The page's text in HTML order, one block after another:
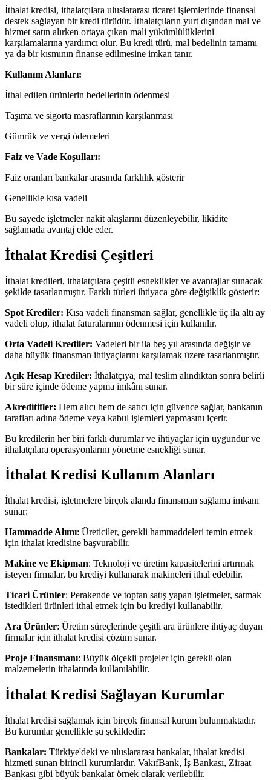
İthalat kredisi, ithalatçılara uluslararası ticaret işlemlerinde finansal
destek sağlayan bir kredi türüdür. İthalatçıların yurt dışından mal ve
hizmet satın alırken ortaya çıkan mali yükümlülüklerini
karşılamalarına yardımcı olur. Bu kredi türü, mal bedelinin tamamı
ya da bir kısmının finanse edilmesine imkan tanır.
Kullanım Alanları:
İthal edilen ürünlerin bedellerinin ödenmesi
Taşıma ve sigorta masraflarının karşılanması
Gümrük ve vergi ödemeleri
Faiz ve Vade Koşulları:
Faiz oranları bankalar arasında farklılık gösterir
Genellikle kısa vadeli
Bu sayede işletmeler nakit akışlarını düzenleyebilir, likidite
sağlamada avantaj elde eder.
İthalat Kredisi Çeşitleri
İthalat kredileri, ithalatçılara çeşitli esneklikler ve avantajlar sunacak
şekilde tasarlanmıştır. Farklı türleri ihtiyaca göre değişiklik gösterir:
Spot Krediler: Kısa vadeli finansman sağlar, genellikle üç ila altı ay
vadeli olup, ithalat faturalarının ödenmesi için kullanılır.
Orta Vadeli Krediler: Vadeleri bir ila beş yıl arasında değişir ve
daha büyük finansman ihtiyaçlarını karşılamak üzere tasarlanmıştır.
Açık Hesap Krediler: İthalatçıya, mal teslim alındıktan sonra belirli
bir süre içinde ödeme yapma imkânı sunar.
Akreditifler: Hem alıcı hem de satıcı için güvence sağlar, bankanın
tarafları adına ödeme veya kabul işlemleri yapmasını içerir.
Bu kredilerin her biri farklı durumlar ve ihtiyaçlar için uygundur ve
ithalatçılara operasyonlarını yönetme esnekliği sunar.
İthalat Kredisi Kullanım Alanları
İthalat kredisi, işletmelere birçok alanda finansman sağlama imkanı
sunar:
Hammadde Alımı: Üreticiler, gerekli hammaddeleri temin etmek
için ithalat kredisine başvurabilir.
Makine ve Ekipman: Teknoloji ve üretim kapasitelerini artırmak
isteyen firmalar, bu krediyi kullanarak makineleri ithal edebilir.
Ticari Ürünler: Perakende ve toptan satış yapan işletmeler, satmak
istedikleri ürünleri ithal etmek için bu krediyi kullanabilir.
Ara Ürünler: Üretim süreçlerinde çeşitli ara ürünlere ihtiyaç duyan
firmalar için ithalat kredisi çözüm sunar.
Proje Finansmanı: Büyük ölçekli projeler için gerekli olan
malzemelerin ithalatında kullanılabilir.
İthalat Kredisi Sağlayan Kurumlar
İthalat kredisi sağlamak için birçok finansal kurum bulunmaktadır.
Bu kurumlar genellikle şu şekildedir:
Bankalar: Türkiye'deki ve uluslararası bankalar, ithalat kredisi
hizmeti sunan birincil kurumlardır. VakıfBank, İş Bankası, Ziraat
Bankası gibi büyük bankalar örnek olarak verilebilir.